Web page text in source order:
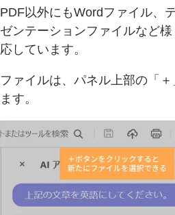
PDF以外にもWordファイル、
ゼンテーションファイルなど
応しています。
ファイルは、パネル上部の「
ます。